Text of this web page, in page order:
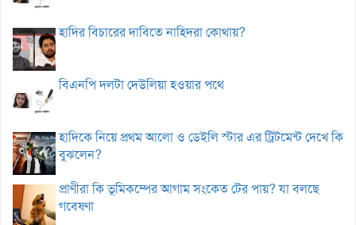
হাদির বিচারের দাবিতে নাহিদরা কোথায়?
বিএনপি দলটা দেউলিয়া হওয়ার পথে
হাদিকে নিয়ে প্রথম আলো ও ডেইলি স্টার এর ট্রিটমেন্ট দেখে কি
বুঝলেন?
প্রাণীরা কি ভূমিকম্পের আগাম সংকেত টের পায়? যা বলছে
গবেষণা